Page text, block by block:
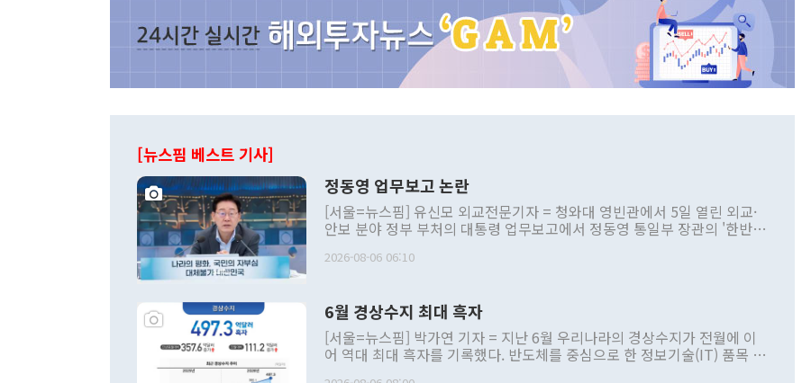
[뉴스핌 베스트 기사]
정동영 업무보고 논란
[서울=뉴스핌] 유신모 외교전문기자 = 청와대 영빈관에서 5일 열린 외교·
안보 분야 정부 부처의 대통령 업무보고에서 정동영 통일부 장관의 '한반도
발언 중에는 정부 내 조율을 거치지 않은 사안을 정책으로 추진하겠다고 공
주의적 희망에 근거한 비현실적 구상'이라는 비판을 내놨다. 그동안 정 장
관의 대북 정책 관련 발언이 물의를 빚은 적은 여러 번 있지만 대통령과 유
관 부처 장관이 공개적으로 부정적 입장을 표명한 것은 이례적이다. 정 장
관의 무리한 대북 접근법과 월권을 제어해야 한다는 목소리도 높아지고 있
2026-08-06 06:10
6월 경상수지 최대 흑자
[서울=뉴스핌] 박가연 기자 = 지난 6월 우리나라의 경상수지가 전월에 이
어 역대 최대 흑자를 기록했다. 반도체를 중심으로 한 정보기술(IT) 품목 수